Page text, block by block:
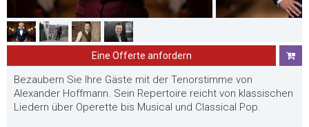
Eine Offerte anfordern
Bezaubern Sie Ihre Gäste mit der Tenorstimme von
Alexander Hoffmann. Sein Repertoire reicht von klassischen
Liedern über Operette bis Musical und Classical Pop.